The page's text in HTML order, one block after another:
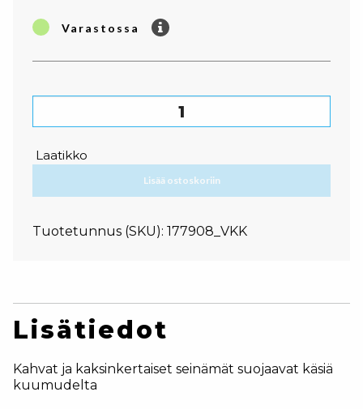
Varastossa
Laatikko
Lisää ostoskoriin
Tuotetunnus (SKU): 177908_VKK
Lisätiedot
Kahvat ja kaksinkertaiset seinämät suojaavat käsiä
kuumudelta